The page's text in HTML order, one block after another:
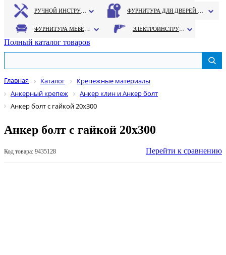
Полный каталог товаров
Главная Каталог
Крепежные материалы
Анкерный крепеж
Анкер клин и Анкер болт
Анкер болт с гайкой 20х300
Анкер болт с гайкой 20х300
Код товара: 9435128 Перейти к сравнению